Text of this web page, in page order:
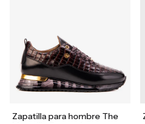
Zapatilla para hombre The